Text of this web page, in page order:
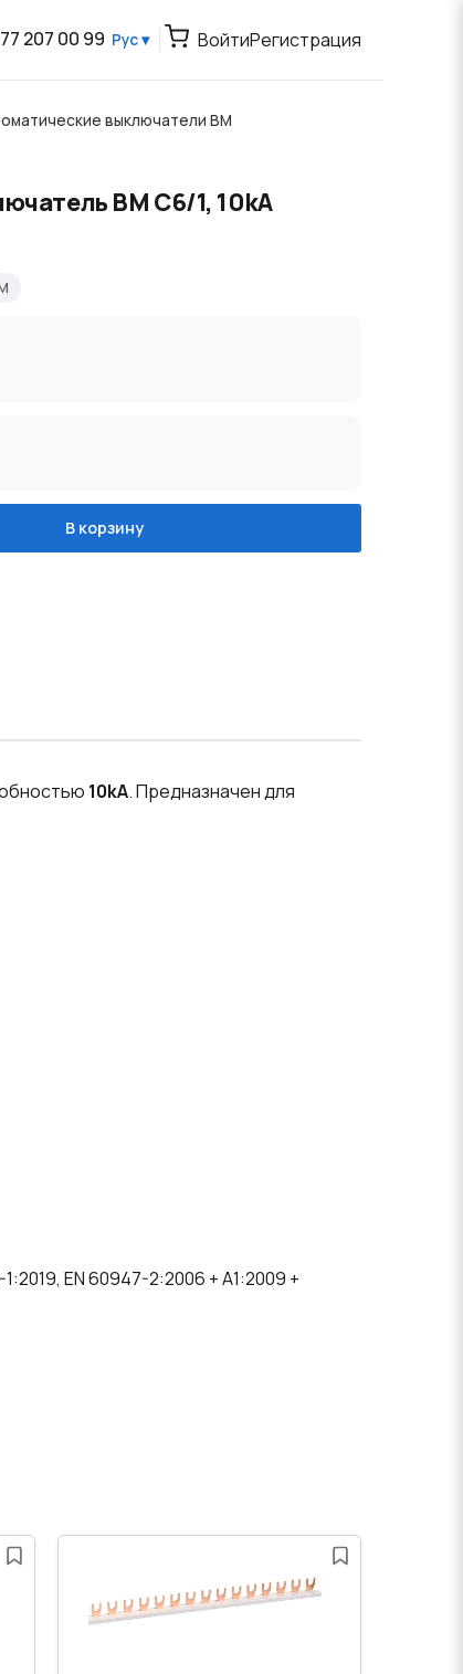
207 00 99 Рус ▾ ВойтиРегистрация
выключатели BM
BM C6/1, 10kA
В корзину
10kA. Предназначен для
EN 60947-2:2006 + A1:2009 +